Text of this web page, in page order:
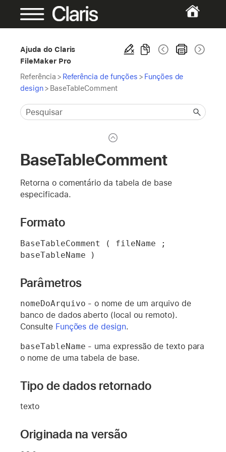
Ajuda do Claris
FileMaker Pro
Referência > Referência de funções > Funções de
design> BaseTableComment
BaseTableComment
Retorna o comentário da tabela de base
especificada.
Formato
BaseTableComment ( fileName ;
baseTableName )
Parâmetros
nomeDoArquivo - o nome de um arquivo de
banco de dados aberto (local ou remoto).
Consulte Funções de design.
baseTableName - uma expressão de texto para
o nome de uma tabela de base.
Tipo de dados retornado
texto
Originada na versão